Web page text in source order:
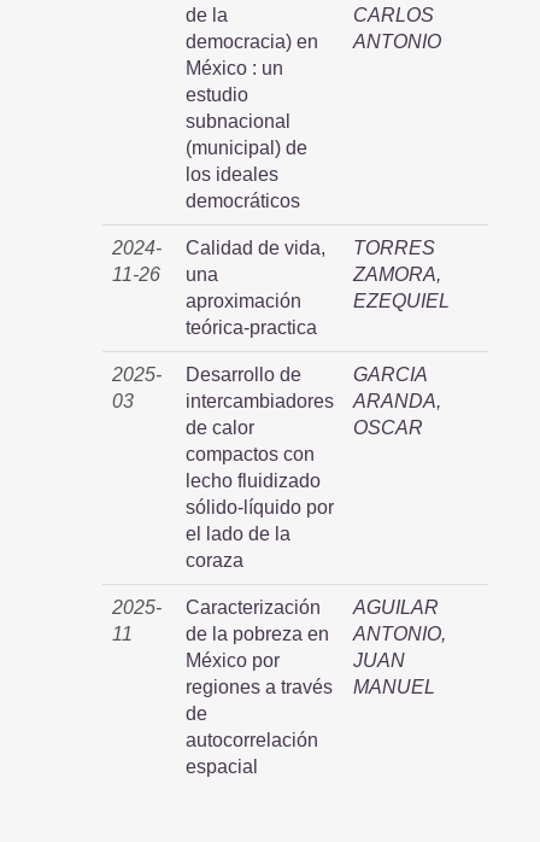
de la
democracia) en
México : un
estudio
subnacional
(municipal) de
los ideales
democráticos
CARLOS
ANTONIO
2024-
11-26
Calidad de vida,
una
aproximación
teórica-practica
TORRES
ZAMORA,
EZEQUIEL
2025-
03
Desarrollo de
intercambiadores
de calor
compactos con
lecho fluidizado
sólido-líquido por
el lado de la
coraza
GARCIA
ARANDA,
OSCAR
2025-
11
Caracterización
de la pobreza en
México por
regiones a través
de
autocorrelación
espacial
AGUILAR
ANTONIO,
JUAN
MANUEL